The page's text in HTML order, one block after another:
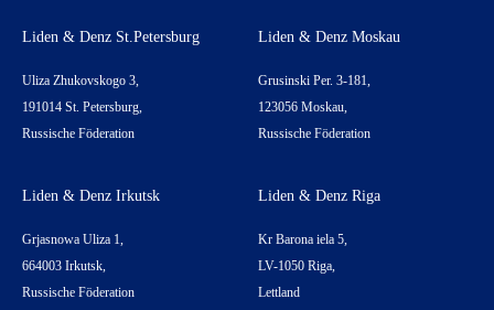
Liden & Denz St.Petersburg
Uliza Zhukovskogo 3,
191014 St. Petersburg,
Russische Föderation
Liden & Denz Moskau
Grusinski Per. 3-181,
123056 Moskau,
Russische Föderation
Liden & Denz Irkutsk
Grjasnowa Uliza 1,
664003 Irkutsk,
Russische Föderation
Liden & Denz Riga
Kr Barona iela 5,
LV-1050 Riga,
Lettland